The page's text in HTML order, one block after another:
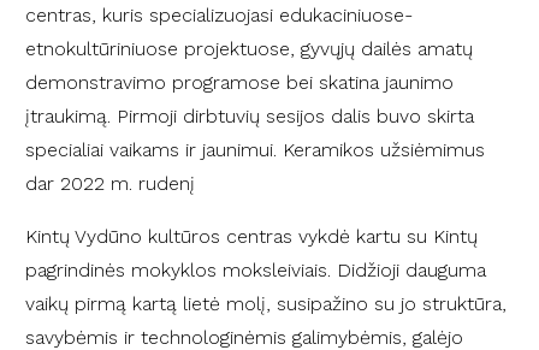
centras, kuris specializuojasi edukaciniuose-
etnokultūriniuose projektuose, gyvųjų dailės amatų
demonstravimo programose bei skatina jaunimo
įtraukimą. Pirmoji dirbtuvių sesijos dalis buvo skirta
specialiai vaikams ir jaunimui. Keramikos užsiėmimus
dar 2022 m. rudenį
Kintų Vydūno kultūros centras vykdė kartu su Kintų
pagrindinės mokyklos moksleiviais. Didžioji dauguma
vaikų pirmą kartą lietė molį, susipažino su jo struktūra,
savybėmis ir technologinėmis galimybėmis, galėjo